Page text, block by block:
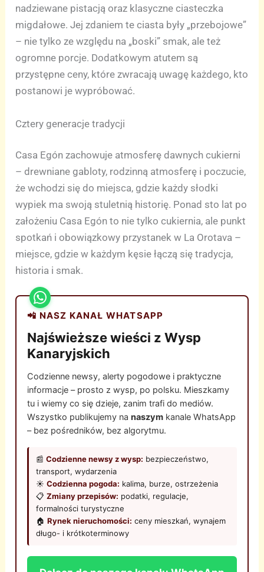
nadziewane pistacją oraz klasyczne ciasteczka
migdałowe. Jej zdaniem te ciasta były „przebojowe”
– nie tylko ze względu na „boski” smak, ale też
ogromne porcje. Dodatkowym atutem są
przystępne ceny, które zwracają uwagę każdego, kto
postanowi je wypróbować.
Cztery generacje tradycji
Casa Egón zachowuje atmosferę dawnych cukierni
– drewniane gabloty, rodzinną atmosferę i poczucie,
że wchodzi się do miejsca, gdzie każdy słodki
wypiek ma swoją stuletnią historię. Ponad sto lat po
założeniu Casa Egón to nie tylko cukiernia, ale punkt
spotkań i obowiązkowy przystanek w La Orotava –
miejsce, gdzie w każdym kęsie łączą się tradycja,
historia i smak.
📲 NASZ KANAŁ WHATSAPP
Najświeższe wieści z Wysp
Kanaryjskich
Codzienne newsy, alerty pogodowe i praktyczne
informacje – prosto z wysp, po polsku. Mieszkamy
tu i wiemy co się dzieje, zanim trafi do mediów.
Wszystko publikujemy nanaszym kanale WhatsApp
– bez pośredników, bez algorytmu.
📰Codzienne newsy z wysp: bezpieczeństwo,
transport, wydarzenia
☀️Codzienna pogoda: kalima, burze, ostrzeżenia
📋Zmiany przepisów: podatki, regulacje,
formalności turystyczne
🏠Rynek nieruchomości: ceny mieszkań, wynajem
długo- i krótkoterminowy